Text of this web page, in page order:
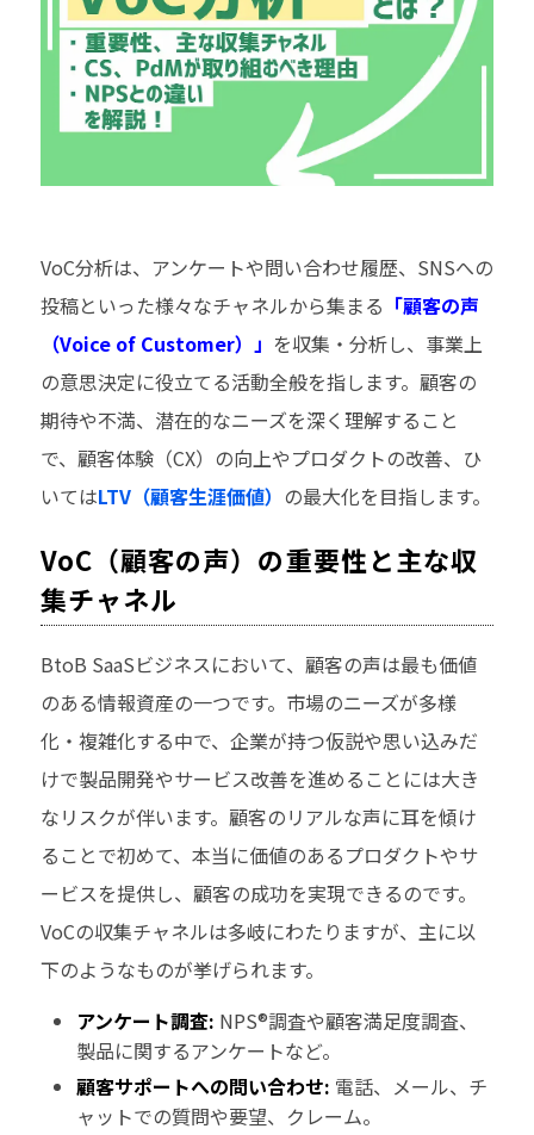
VoC分析は、アンケートや問い合わせ履歴、SNSへの
投稿といった様々なチャネルから集まる 「顧客の声
（Voice of Customer）」 を収集・分析し、事業上
の意思決定に役立てる活動全般を指します。顧客の
期待や不満、潜在的なニーズを深く理解すること
で、顧客体験（CX）の向上やプロダクトの改善、ひ
いてはLTV（顧客生涯価値） の最大化を目指します。
VoC（顧客の声）の重要性と主な収
集チャネル
BtoB SaaSビジネスにおいて、顧客の声は最も価値
のある情報資産の一つです。市場のニーズが多様
化・複雑化する中で、企業が持つ仮説や思い込みだ
けで製品開発やサービス改善を進めることには大き
なリスクが伴います。顧客のリアルな声に耳を傾け
ることで初めて、本当に価値のあるプロダクトやサ
ービスを提供し、顧客の成功を実現できるのです。
VoCの収集チャネルは多岐にわたりますが、主に以
下のようなものが挙げられます。
アンケート調査: NPS®調査や顧客満足度調査、
製品に関するアンケートなど。
顧客サポートへの問い合わせ: 電話、メール、チ
ャットでの質問や要望、クレーム。